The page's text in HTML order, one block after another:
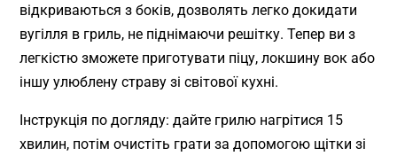
відкриваються з боків, дозволять легко докидати
вугілля в гриль, не піднімаючи решітку. Тепер ви з
легкістю зможете приготувати піцу, локшину вок або
іншу улюблену страву зі світової кухні.
Інструкція по догляду: дайте грилю нагрітися 15
хвилин, потім очистіть грати за допомогою щітки зі